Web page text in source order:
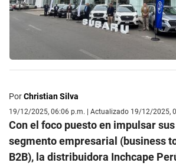
PorChristian Silva
19/12/2025, 06:06 p.m. | Actualizado 19/12/2025,
Con el foco puesto en impulsar
segmento empresarial (business
B2B), la distribuidora Inchcape